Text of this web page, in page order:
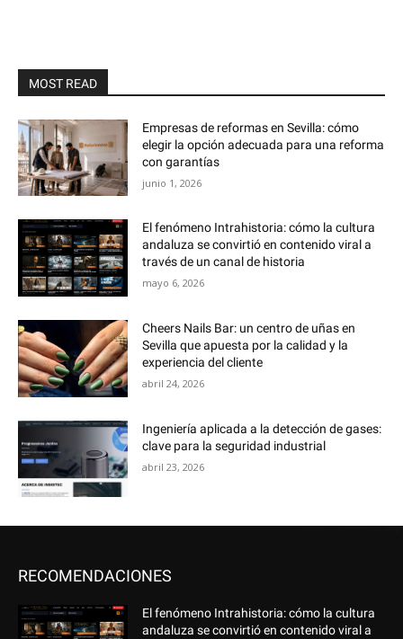
MOST READ
Empresas de reformas en Sevilla: cómo
elegir la opción adecuada para una reforma
con garantías
junio 1, 2026
El fenómeno Intrahistoria: cómo la cultura
andaluza se convirtió en contenido viral a
través de un canal de historia
mayo 6, 2026
Cheers Nails Bar: un centro de uñas en
Sevilla que apuesta por la calidad y la
experiencia del cliente
abril 24, 2026
Ingeniería aplicada a la detección de gases:
clave para la seguridad industrial
abril 23, 2026
RECOMENDACIONES
El fenómeno Intrahistoria: cómo la cultura
andaluza se convirtió en contenido viral a